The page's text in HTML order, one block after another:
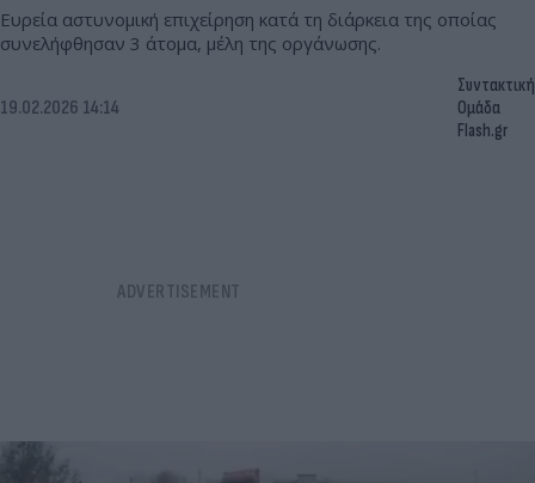
Ευρεία αστυνομική επιχείρηση κατά τη διάρκεια της οποίας
συνελήφθησαν 3 άτομα, μέλη της οργάνωσης.
19.02.2026 14:14
Συντακτική
Ομάδα
Flash.gr